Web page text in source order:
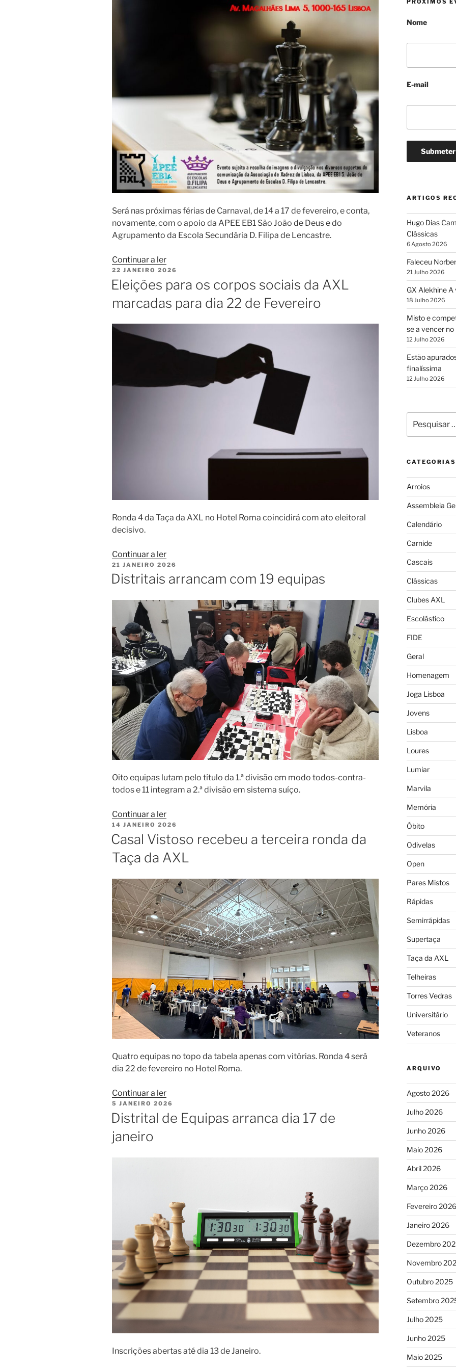
Será nas próximas férias de Carnaval, de 14 a 17 de fevereiro, e conta,
novamente, com o apoio da APEE EB1 São João de Deus e do
Agrupamento da Escola Secundária D. Filipa de Lencastre.
Continuar a ler“Filipa
de
Lencastre
Distrital
de
Clássicas”
PUBLICADO
EM
22 JANEIRO 2026
Eleições para os corpos sociais da AXL
marcadas para dia 22 de Fevereiro
Ronda 4 da Taça da AXL no Hotel Roma coincidirá com ato eleitoral
decisivo.
Continuar a ler“Eleições
para
os
sociais
da
AXL
marcadas
para
dia
22
de
Fevereiro”
PUBLICADO
EM
21 JANEIRO 2026
Distritais arrancam com 19 equipas
Oito equipas lutam pelo título da 1.ª divisão em modo todos-contra-
todos e 11 integram a 2.ª divisão em sistema suíço.
Continuar a ler“Distritais
arrancam
com
19
equipas”
PUBLICADO
EM
14 JANEIRO 2026
Casal Vistoso recebeu a terceira ronda da
Taça da AXL
Quatro equipas no topo da tabela apenas com vitórias. Ronda 4 será
dia 22 de fevereiro no Hotel Roma.
Continuar a ler“Casal
Vistoso
recebeu
AXL”
PUBLICADO
EM
5 JANEIRO 2026
Distrital de Equipas arranca dia 17 de
janeiro
Inscrições abertas até dia 13 de Janeiro.
o
PRÓXIMOS
Nome
E-mail
ARTIGOS
Hugo Dias
Clássicas
6 Agosto 2026
Faleceu
21 Julho 2026
GX Alekhine
18 Julho 2026
Misto e
se a vencer
12 Julho 2026
Estão
finalíssima
12 Julho 2026
por:
CATEGORIAS
Arroios
Assembleia
Calendário
Carnide
Cascais
Clássicas
Clubes AXL
Escolástico
FIDE
Geral
Homenagem
Joga Lisboa
Jovens
Lisboa
Loures
Lumiar
Marvila
Memória
Óbito
Odivelas
Open
Pares Mistos
Rápidas
Semirrápidas
Supertaça
Taça da AXL
Telheiras
Torres Vedras
Universitário
Veteranos
ARQUIVO
Agosto 2026
Julho 2026
Junho 2026
Maio 2026
Abril 2026
Março 2026
Fevereiro 2026
Janeiro 2026
Dezembro
Novembro
Outubro 2025
Setembro
Julho 2025
Junho 2025
Maio 2025